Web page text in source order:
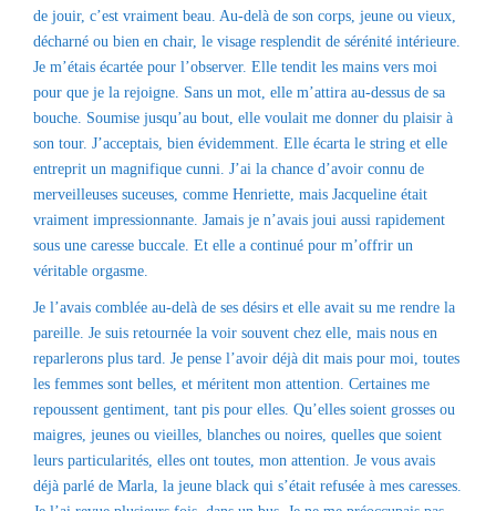
de jouir, c’est vraiment beau. Au-delà de son corps, jeune ou vieux,
décharné ou bien en chair, le visage resplendit de sérénité intérieure.
Je m’étais écartée pour l’observer. Elle tendit les mains vers moi
pour que je la rejoigne. Sans un mot, elle m’attira au-dessus de sa
bouche. Soumise jusqu’au bout, elle voulait me donner du plaisir à
son tour. J’acceptais, bien évidemment. Elle écarta le string et elle
entreprit un magnifique cunni. J’ai la chance d’avoir connu de
merveilleuses suceuses, comme Henriette, mais Jacqueline était
vraiment impressionnante. Jamais je n’avais joui aussi rapidement
sous une caresse buccale. Et elle a continué pour m’offrir un
véritable orgasme.
Je l’avais comblée au-delà de ses désirs et elle avait su me rendre la
pareille. Je suis retournée la voir souvent chez elle, mais nous en
reparlerons plus tard. Je pense l’avoir déjà dit mais pour moi, toutes
les femmes sont belles, et méritent mon attention. Certaines me
repoussent gentiment, tant pis pour elles. Qu’elles soient grosses ou
maigres, jeunes ou vieilles, blanches ou noires, quelles que soient
leurs particularités, elles ont toutes, mon attention. Je vous avais
déjà parlé de Marla, la jeune black qui s’était refusée à mes caresses.